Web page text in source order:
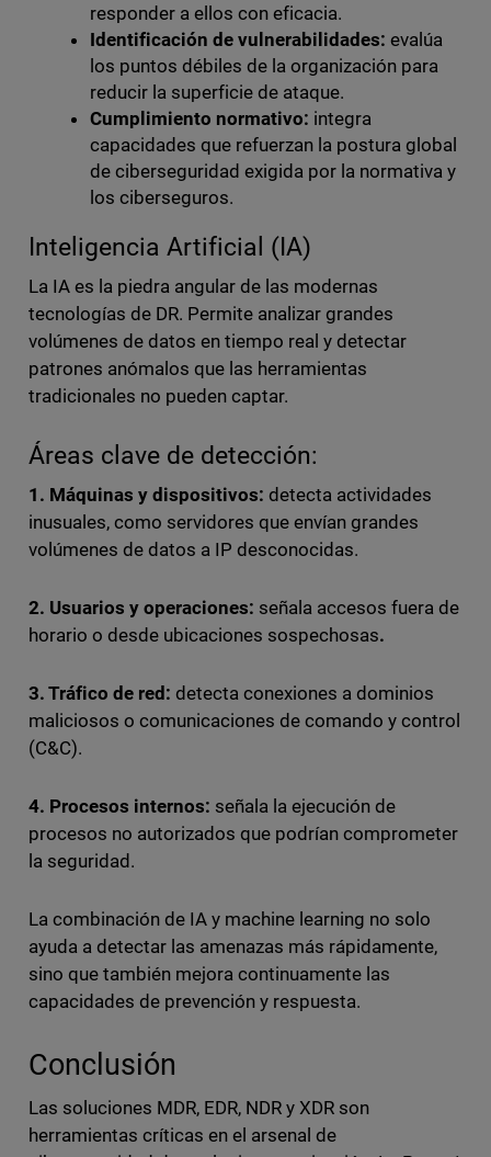
responder a ellos con eficacia.
Identificación de vulnerabilidades: evalúa
los puntos débiles de la organización para
reducir la superficie de ataque.
Cumplimiento normativo: integra
capacidades que refuerzan la postura global
de ciberseguridad exigida por la normativa y
los ciberseguros.
Inteligencia Artificial (IA)
La IA es la piedra angular de las modernas
tecnologías de DR. Permite analizar grandes
volúmenes de datos en tiempo real y detectar
patrones anómalos que las herramientas
tradicionales no pueden captar.
Áreas clave de detección:
1. Máquinas y dispositivos: detecta actividades
inusuales, como servidores que envían grandes
volúmenes de datos a IP desconocidas.
2. Usuarios y operaciones: señala accesos fuera de
horario o desde ubicaciones sospechosas.
3. Tráfico de red: detecta conexiones a dominios
maliciosos o comunicaciones de comando y control
(C&C).
4. Procesos internos: señala la ejecución de
procesos no autorizados que podrían comprometer
la seguridad.
La combinación de IA y machine learning no solo
ayuda a detectar las amenazas más rápidamente,
sino que también mejora continuamente las
capacidades de prevención y respuesta.
Conclusión
Las soluciones MDR, EDR, NDR y XDR son
herramientas críticas en el arsenal de